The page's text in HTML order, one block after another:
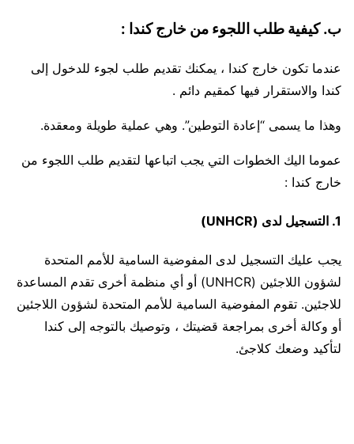
ب. كيفية طلب اللجوء من خارج كندا :
عندما تكون خارج كندا ، يمكنك تقديم طلب لجوء للدخول إلى
كندا والاستقرار فيها كمقيم دائم .
وهذا ما يسمى “إعادة التوطين”. وهي عملية طويلة ومعقدة.
عموما اليك الخطوات التي يجب اتباعها لتقديم طلب اللجوء من
خارج كندا :
1. التسجيل لدى (UNHCR)
يجب عليك التسجيل لدى المفوضية السامية للأمم المتحدة
لشؤون اللاجئين (UNHCR) أو أي منظمة أخرى تقدم المساعدة
للاجئين. تقوم المفوضية السامية للأمم المتحدة لشؤون اللاجئين
أو وكالة أخرى بمراجعة قضيتك ، وتوصيك بالتوجه إلى كندا
لتأكيد وضعك كلاجئ.